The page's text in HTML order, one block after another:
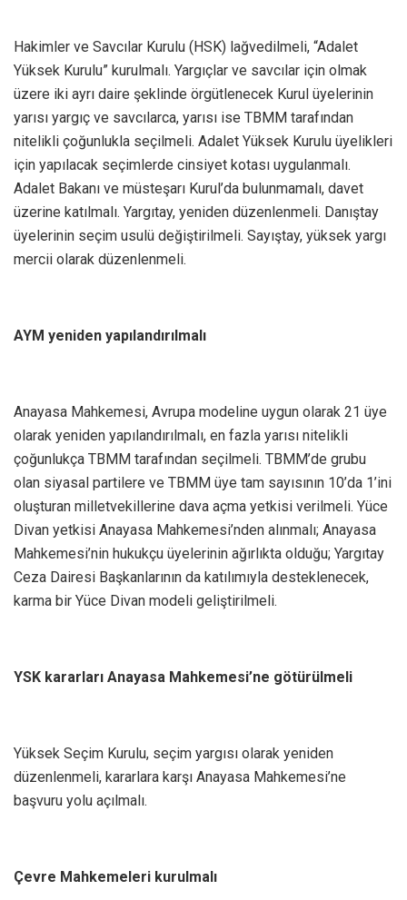
Hakimler ve Savcılar Kurulu (HSK) lağvedilmeli, “Adalet
Yüksek Kurulu” kurulmalı. Yargıçlar ve savcılar için olmak
üzere iki ayrı daire şeklinde örgütlenecek Kurul üyelerinin
yarısı yargıç ve savcılarca, yarısı ise TBMM tarafından
nitelikli çoğunlukla seçilmeli. Adalet Yüksek Kurulu üyelikleri
için yapılacak seçimlerde cinsiyet kotası uygulanmalı.
Adalet Bakanı ve müsteşarı Kurul’da bulunmamalı, davet
üzerine katılmalı. Yargıtay, yeniden düzenlenmeli. Danıştay
üyelerinin seçim usulü değiştirilmeli. Sayıştay, yüksek yargı
mercii olarak düzenlenmeli.
AYM yeniden yapılandırılmalı
Anayasa Mahkemesi, Avrupa modeline uygun olarak 21 üye
olarak yeniden yapılandırılmalı, en fazla yarısı nitelikli
çoğunlukça TBMM tarafından seçilmeli. TBMM’de grubu
olan siyasal partilere ve TBMM üye tam sayısının 10’da 1’ini
oluşturan milletvekillerine dava açma yetkisi verilmeli. Yüce
Divan yetkisi Anayasa Mahkemesi’nden alınmalı; Anayasa
Mahkemesi’nin hukukçu üyelerinin ağırlıkta olduğu; Yargıtay
Ceza Dairesi Başkanlarının da katılımıyla desteklenecek,
karma bir Yüce Divan modeli geliştirilmeli.
YSK kararları Anayasa Mahkemesi’ne götürülmeli
Yüksek Seçim Kurulu, seçim yargısı olarak yeniden
düzenlenmeli, kararlara karşı Anayasa Mahkemesi’ne
başvuru yolu açılmalı.
Çevre Mahkemeleri kurulmalı